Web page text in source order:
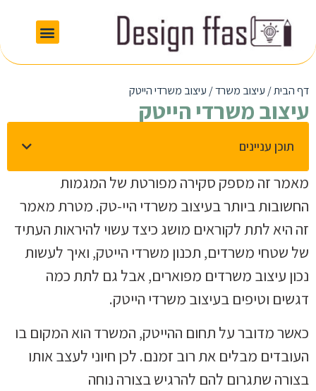
דף הבית/ עיצוב משרד/ עיצוב משרדי הייטק
עיצוב משרדי הייטק
תוכן עניינים
מאמר זה מספק סקירה מפורטת של המגמות
החשובות ביותר בעיצוב משרדי היי-טק. מטרת מאמר
זה היא לתת לקוראים מושג כיצד עשוי להיראות העתיד
של שטחי משרדים, תכנון משרדי הייטק, ואיך לעשות
נכון עיצוב משרדים מפוארים, אבל גם לתת כמה
דגשים וטיפים בעיצוב משרדי הייטק.
כאשר מדובר על תחום ההייטק, המשרד הוא המקום בו
העובדים מבלים את רוב זמנם. לכן חיוני לעצב אותו
בצורה שתגרום להם להרגיש בצורה נוחה